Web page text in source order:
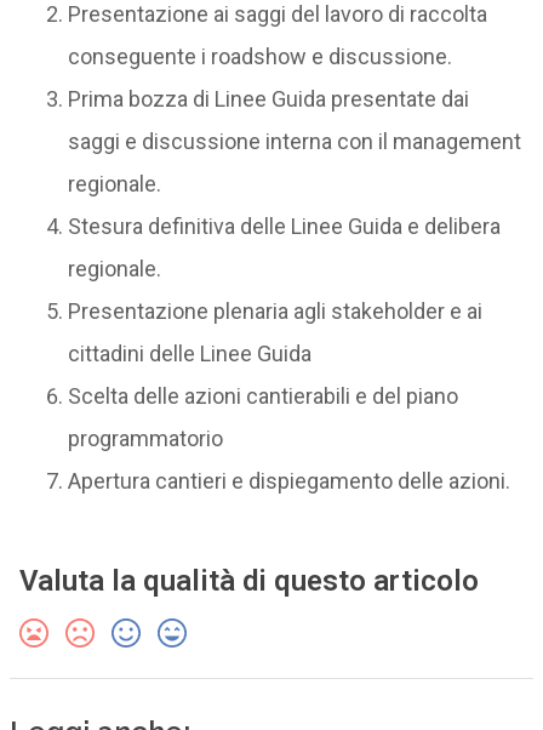
Presentazione ai saggi del lavoro di raccolta
conseguente i roadshow e discussione.
Prima bozza di Linee Guida presentate dai
saggi e discussione interna con il management
regionale.
Stesura definitiva delle Linee Guida e delibera
regionale.
Presentazione plenaria agli stakeholder e ai
cittadini delle Linee Guida
Scelta delle azioni cantierabili e del piano
programmatorio
Apertura cantieri e dispiegamento delle azioni.
Valuta la qualità di questo articolo